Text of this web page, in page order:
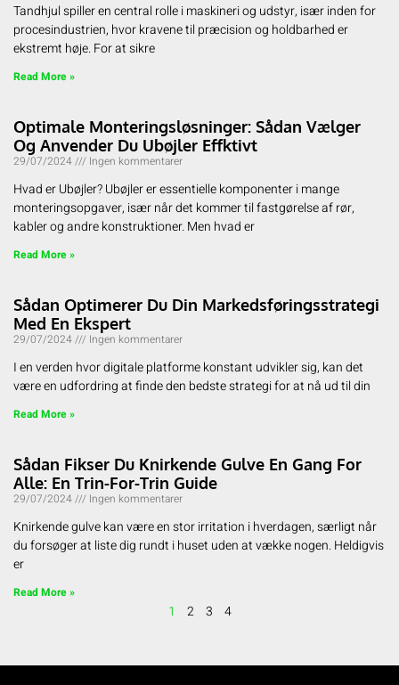
Tandhjul spiller en central rolle i maskineri og udstyr, især inden for
procesindustrien, hvor kravene til præcision og holdbarhed er
ekstremt høje. For at sikre
Read More »
Optimale Monteringsløsninger: Sådan Vælger
Og Anvender Du Ubøjler Effktivt
29/07/2024 Ingen kommentarer
Hvad er Ubøjler? Ubøjler er essentielle komponenter i mange
monteringsopgaver, især når det kommer til fastgørelse af rør,
kabler og andre konstruktioner. Men hvad er
Read More »
Sådan Optimerer Du Din Markedsføringsstrategi
Med En Ekspert
29/07/2024 Ingen kommentarer
I en verden hvor digitale platforme konstant udvikler sig, kan det
være en udfordring at finde den bedste strategi for at nå ud til din
Read More »
Sådan Fikser Du Knirkende Gulve En Gang For
Alle: En Trin-For-Trin Guide
29/07/2024 Ingen kommentarer
Knirkende gulve kan være en stor irritation i hverdagen, særligt når
du forsøger at liste dig rundt i huset uden at vække nogen. Heldigvis
er
Read More »
1 2 3 4